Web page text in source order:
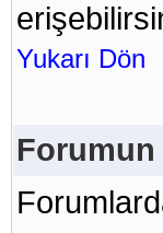
Yukarı Dön
Forumun